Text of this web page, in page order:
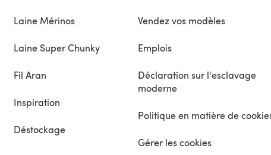
Laine Mérinos
Laine Super Chunky
Fil Aran
Inspiration
Déstockage
Vendez vos modèles
Emplois
Déclaration sur l'esclavage
moderne
Politique en matière de
Gérer les cookies